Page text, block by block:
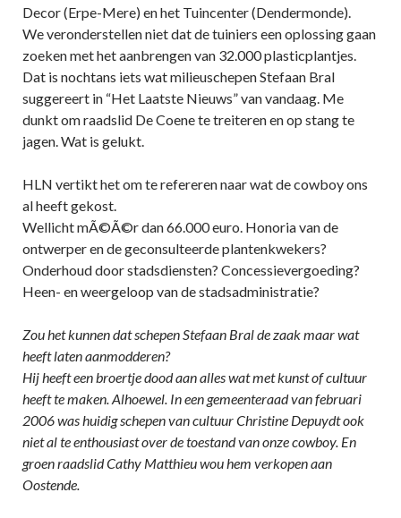
Decor (Erpe-Mere) en het Tuincenter (Dendermonde).
We veronderstellen niet dat de tuiniers een oplossing gaan
zoeken met het aanbrengen van 32.000 plasticplantjes.
Dat is nochtans iets wat milieuschepen Stefaan Bral
suggereert in “Het Laatste Nieuws” van vandaag. Me
dunkt om raadslid De Coene te treiteren en op stang te
jagen. Wat is gelukt.
HLN vertikt het om te refereren naar wat de cowboy ons
al heeft gekost.
Wellicht mÃ©Ã©r dan 66.000 euro. Honoria van de
ontwerper en de geconsulteerde plantenkwekers?
Onderhoud door stadsdiensten? Concessievergoeding?
Heen- en weergeloop van de stadsadministratie?
Zou het kunnen dat schepen Stefaan Bral de zaak maar wat
heeft laten aanmodderen?
Hij heeft een broertje dood aan alles wat met kunst of cultuur
heeft te maken. Alhoewel. In een gemeenteraad van februari
2006 was huidig schepen van cultuur Christine Depuydt ook
niet al te enthousiast over de toestand van onze cowboy. En
groen raadslid Cathy Matthieu wou hem verkopen aan
Oostende.